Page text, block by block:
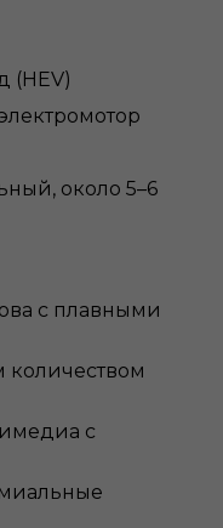
(HEV)
около 5–6
с плавными
с